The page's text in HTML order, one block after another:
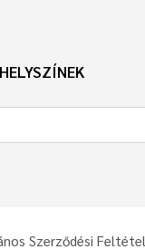
Szerződési